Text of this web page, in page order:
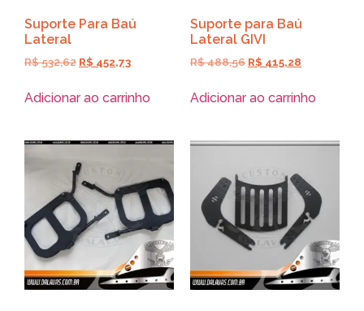
Suporte Para Baú
Lateral
R$532,62 R$ 452,73
Adicionar ao carrinho
Suporte para Baú
Lateral GIVI
R$488,56 R$ 415,28
Adicionar ao carrinho